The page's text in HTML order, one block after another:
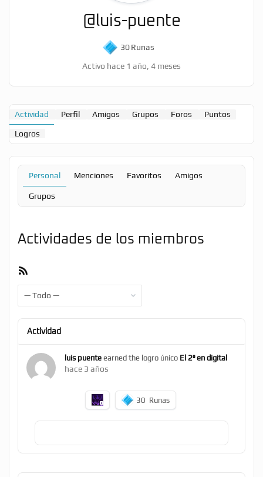
@luis-puente
30Runas
Activo hace 1 año, 4 meses
Actividad Perfil Amigos Grupos Foros Puntos
Logros
Personal Menciones Favoritos Amigos
Grupos
Actividades de los miembros
Actividad
luis puente earned the logro único El 2º en digital
hace 3 años
30 Runas